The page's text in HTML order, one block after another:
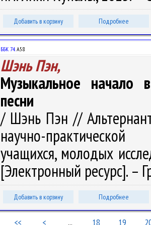
Добавить в корзину Подробнее
ББК 74.А58
Шэнь Пэн,
Музыкальное начало
песни
/ Шэнь Пэн //
научно-
учащихся, молодых
[Электронный ресурс]. –
Добавить в корзину Подробнее
<< < ... 18 19